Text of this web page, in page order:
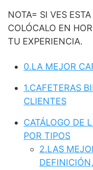
NOTA= SI VES
COLÓCALO EN
TU EXPERIENCIA.
0.LA MEJOR
1.CAFETERAS
CLIENTES
CATÁLOGO DE
POR TIPOS
2.LAS